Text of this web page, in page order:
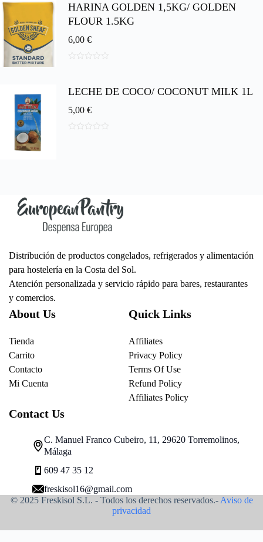
e
HARINA GOLDEN 1,5KG/ GOLDEN
FLOUR 1.5KG
6,00 €
5
LECHE DE COCO/ COCONUT MILK 1L
5,00 €
Distribución de productos congelados, refrigerados y alimentación
para hostelería en la Costa del Sol.
Atención personalizada y servicio rápido para bares, restaurantes
y comercios.
About Us
Tienda
Carrito
Contacto
Mi Cuenta
Quick Links
Affiliates
Privacy Policy
Terms Of Use
Refund Policy
Affiliates Policy
Contact Us
C. Manuel Franco Cubeiro, 11, 29620 Torremolinos,
Málaga
609 47 35 12
freskisol16@gmail.com
© 2025 Freskisol S.L. - Todos los derechos reservados.- Aviso de
privacidad